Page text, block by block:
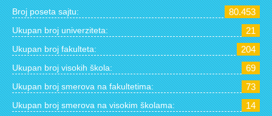
Broj poseta sajtu: 80.453
Ukupan broj univerziteta: 21
Ukupan broj fakulteta: 204
Ukupan broj visokih škola: 69
Ukupan broj smerova na fakultetima: 73
Ukupan broj smerova na visokim školama: 14